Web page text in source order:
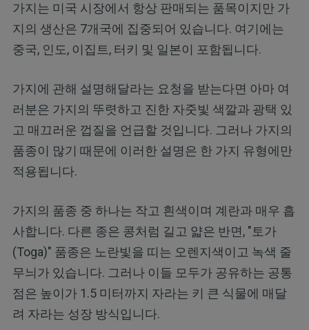
가지는 미국 시장에서 항상 판매되는 품목이지만 가
지의 생산은 7개국에 집중되어 있습니다. 여기에는
중국, 인도, 이집트, 터키 및 일본이 포함됩니다.
가지에 관해 설명해달라는 요청을 받는다면 아마 여
러분은 가지의 뚜렷하고 진한 자줏빛 색깔과 광택 있
고 매끄러운 껍질을 언급할 것입니다. 그러나 가지의
품종이 많기 때문에 이러한 설명은 한 가지 유형에만
적용됩니다.
가지의 품종 중 하나는 작고 흰색이며 계란과 매우 흡
사합니다. 다른 종은 콩처럼 길고 얇은 반면, "토가
(Toga)" 품종은 노란빛을 띠는 오렌지색이고 녹색 줄
무늬가 있습니다. 그러나 이들 모두가 공유하는 공통
점은 높이가 1.5 미터까지 자라는 키 큰 식물에 매달
려 자라는 성장 방식입니다.